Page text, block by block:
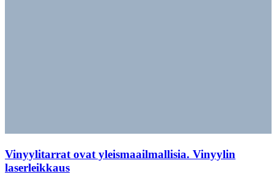
Vinyylitarrat ovat yleismaailmallisia. Vinyylin
laserleikkaus